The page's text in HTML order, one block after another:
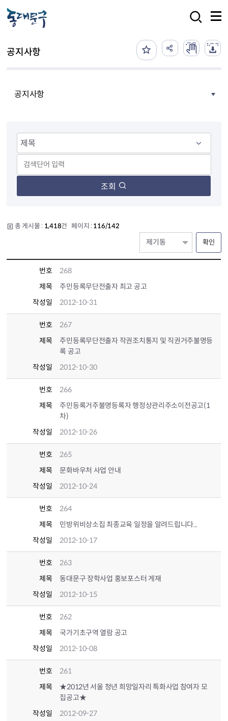
공지사항
공지사항
조회
총 게시물 : 1,418건 페이지 : 116/142
확인
번호
268
제목
주민등록무단전출자 최고 공고
작성일
2012-10-31
번호
267
제목
주민등록무단전출자 작권조치통지 및 직권거주불명등
록 공고
작성일
2012-10-30
번호
266
제목
주민등록거주불명등록자 행정상관리주소이전공고(1
차)
작성일
2012-10-26
번호
265
제목
문화바우처 사업 안내
작성일
2012-10-24
번호
264
제목
민방위비상소집 최종교육 일정을 알려드립니다...
작성일
2012-10-17
번호
263
제목
동대문구 장학사업 홍보포스터 게재
작성일
2012-10-15
번호
262
제목
국가기초구역 열람 공고
작성일
2012-10-08
번호
261
제목
★2012년 서울 청년 희망일자리 특화사업 참여자 모
집공고★
작성일
2012-09-27